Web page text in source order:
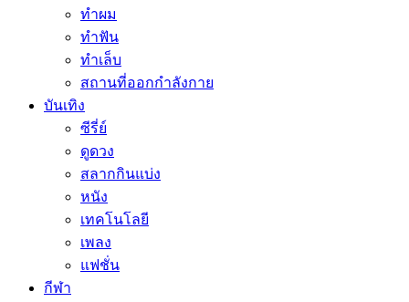
ทำผม
ทำฟัน
ทำเล็บ
สถานที่ออกกำลังกาย
บันเทิง
ซีรี่ย์
ดูดวง
สลากกินแบ่ง
หนัง
เทคโนโลยี
เพลง
แฟชั่น
กีฬา